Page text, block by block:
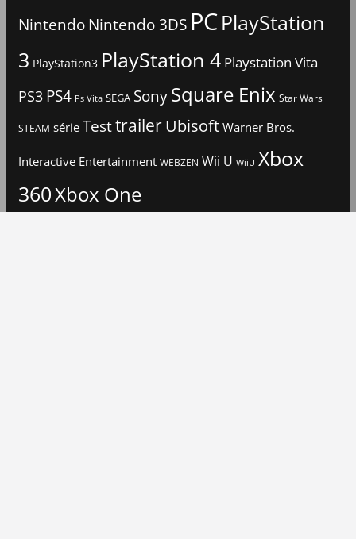
Nintendo Nintendo 3DS PCPlayStation
3 PlayStation3 PlayStation 4 Playstation Vita
PS3 PS4 Ps Vita SEGA Sony Square Enix Star Wars
STEAM série TesttrailerUbisoftWarner Bros.
Interactive Entertainment WEBZEN Wii U WiiU Xbox
360Xbox One